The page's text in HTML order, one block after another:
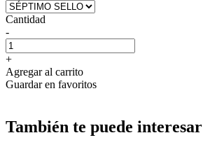
Cantidad
-
+
Agregar al carrito
Guardar en favoritos
También te puede interesar